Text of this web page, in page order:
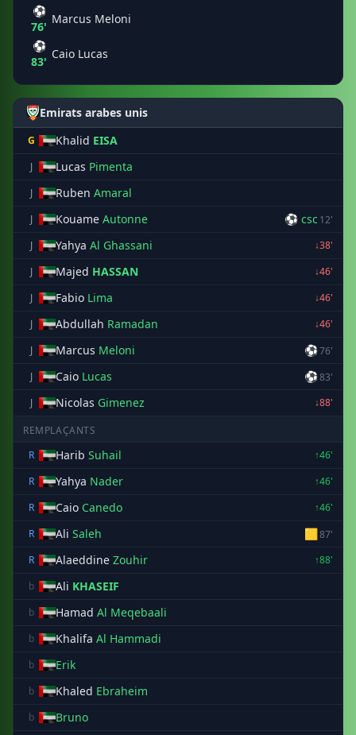
⚽
76'
Marcus Meloni
⚽
83'
Caio Lucas
Emirats arabes unis
G Khalid EISA
J Lucas Pimenta
J Ruben Amaral
J Kouame Autonne ⚽ csc 12'
J
Yahya Al Ghassani
↓38'
J
Majed HASSAN
↓46'
J
Fabio Lima
↓46'
J
Abdullah Ramadan
↓46'
J
Marcus Meloni ⚽76'
J
Caio Lucas ⚽83'
J
Nicolas Gimenez ↓88'
REMPLAÇANTS
R
Harib Suhail
↑46'
R
Yahya Nader
↑46'
R
Caio Canedo
↑46'
R
Ali Saleh 🟨87'
R
Alaeddine Zouhir
↑88'
b
Ali KHASEIF
b Hamad Al Meqebaali
b Khalifa Al Hammadi
b Erik
b Khaled Ebraheim
b Bruno